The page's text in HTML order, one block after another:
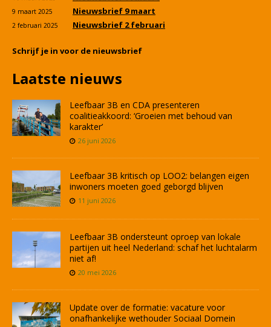
9 maart 2025 Nieuwsbrief 9 maart
2 februari 2025 Nieuwsbrief 2 februari
Schrijf je in voor de nieuwsbrief
Laatste nieuws
Leefbaar 3B en CDA presenteren
coalitieakkoord: ‘Groeien met behoud van
karakter’
26 juni 2026
Leefbaar 3B kritisch op LOO2: belangen eigen
inwoners moeten goed geborgd blijven
11 juni 2026
Leefbaar 3B ondersteunt oproep van lokale
partijen uit heel Nederland: schaf het luchtalarm
niet af!
20 mei 2026
Update over de formatie: vacature voor
onafhankelijke wethouder Sociaal Domein